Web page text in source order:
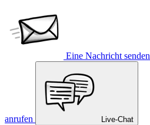
Eine Nachricht senden
anrufen Live-Chat